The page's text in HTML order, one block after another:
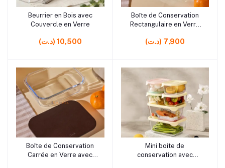
rrrrrr5
Ajouter au panier
Beurrier en Bois avec
Couvercle en Verre
(د.ت) 10,500
rrrrrr5
Ajouter au panier
Boîte de Conservation
Rectangulaire en Verre
(د.ت) 7,900
rrrrrr5
Ajouter au panier
Boîte de Conservation
Carrée en Verre avec
rrrrrr11 rrrrrr5 rrrrrr5 rrrrrr0
rrrrrr0 rrrrrr0 rrrrrr5 rrrrrr5
Ajouter au panier
Mini boite de
conservation avec